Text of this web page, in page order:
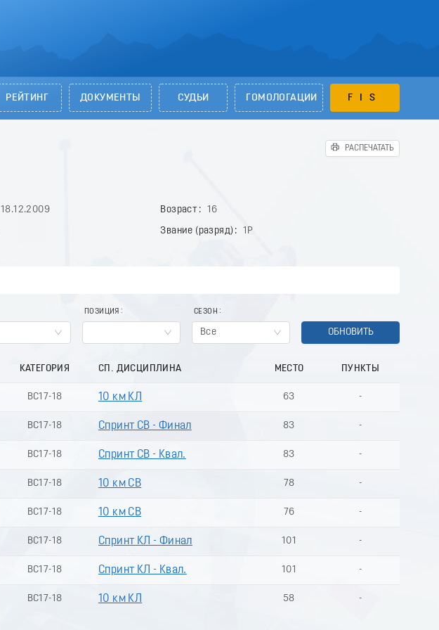
РЕЙТИНГ ДОКУМЕНТЫ СУДЬИ ГОМОЛОГАЦИИ FIS
РАСПЕЧАТАТЬ
18.12.2009 Возраст
16
Звание (разряд) 1Р
ПОЗИЦИЯ СЕЗОН
Все ОБНОВИТЬ
КАТЕГОРИЯ СП. ДИСЦИПЛИНА МЕСТО ПУНКТЫ
ВС17-18 10 км КЛ 63 -
ВС17-18 Спринт СВ - Финал 83 -
ВС17-18 Спринт СВ - Квал. 83 -
ВС17-18 10 км СВ 78 -
ВС17-18 10 км СВ 76 -
ВС17-18 Спринт КЛ - Финал 101 -
ВС17-18 Спринт КЛ - Квал. 101 -
ВС17-18 10 км КЛ 58 -